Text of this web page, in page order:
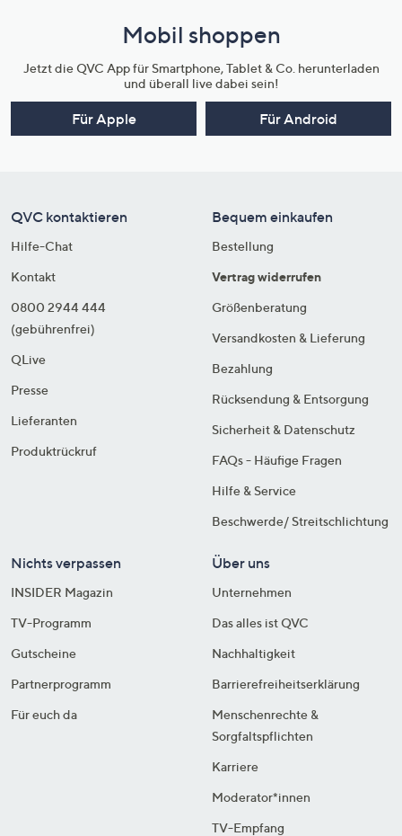
Mobil shoppen
Jetzt die QVC App für Smartphone, Tablet & Co. herunterladen
und überall live dabei sein!
Für Apple Für Android
QVC kontaktieren
Hilfe-Chat
Kontakt
0800 2944 444
(gebührenfrei)
QLive
Presse
Lieferanten
Produktrückruf
Bequem einkaufen
Bestellung
Vertrag widerrufen
Größenberatung
Versandkosten & Lieferung
Bezahlung
Rücksendung & Entsorgung
Sicherheit & Datenschutz
FAQs - Häufige Fragen
Hilfe & Service
Beschwerde/ Streitschlichtung
Nichts verpassen
INSIDER Magazin
TV-Programm
Gutscheine
Partnerprogramm
Für euch da
Über uns
Unternehmen
Das alles ist QVC
Nachhaltigkeit
Barrierefreiheitserklärung
Menschenrechte &
Sorgfaltspflichten
Karriere
Moderator*innen
TV-Empfang